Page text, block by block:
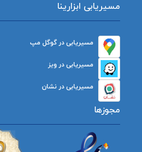
مسیریابی ابزارینا
مسیریابی در گوگل مپ
مسیریابی در ویز
مسیریابی در نشان
مجوزها